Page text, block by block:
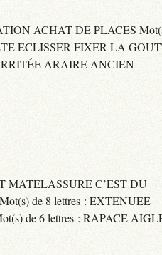
ACHAT DE PLACES
ECLISSER FIXER LA
ARAIRE ANCIEN
MATELASSURE C’EST DU
de 8 lettres : EXTENUEE
de 6 lettres : RAPACE